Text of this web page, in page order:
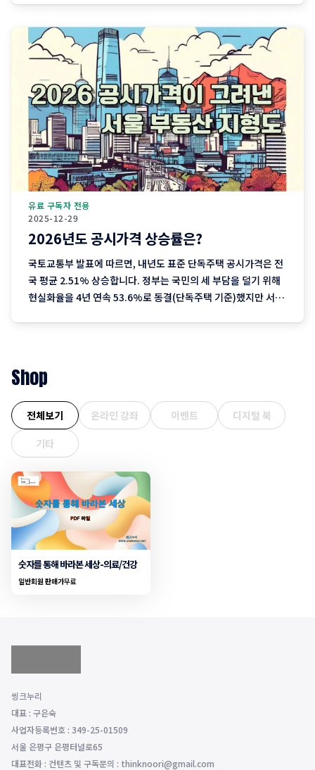
와 달걀 한 판을 집어 든 당신, 결제창에
2025-12-29
유료 구독자 전용
2026년도 공시가격 상승률은?
국토교통부 발표에 따르면, 내년도 표준 단독주택 공시가격은 전
국 평균 2.51% 상승합니다. 정부는 국민의 세 부담을 덜기 위해
현실화율을 4년 연속 53.6%로 동결(단독주택 기준)했지만 서울
Shop
전체보기 온라인 강좌 이벤트
디지털 북
기타
숫자를 통해 바라본 세상-의료/건강
일반회원 판매가무료
씽크누리
대표 : 구은숙
사업자등록번호 : 349-25-01509
서울 은평구 은평터널로65
대표전화 : 컨텐츠 및 구독문의 : thinknoori@gmail.com